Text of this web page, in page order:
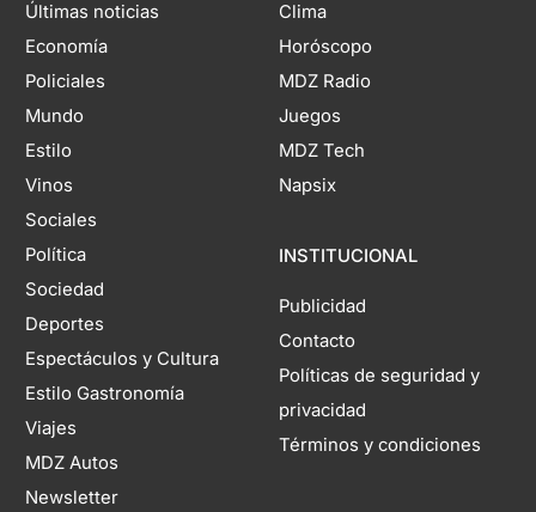
Últimas noticias
Economía
Policiales
Mundo
Estilo
Vinos
Sociales
Política
Sociedad
Deportes
Espectáculos y Cultura
Estilo Gastronomía
Viajes
MDZ Autos
Newsletter
Clima
Horóscopo
MDZ Radio
Juegos
MDZ Tech
Napsix
INSTITUCIONAL
Publicidad
Contacto
Políticas de seguridad y
privacidad
Términos y condiciones